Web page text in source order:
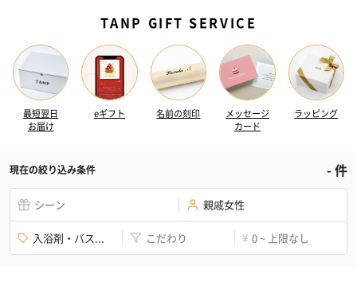
TANP GIFT SERVICE
最短翌日
お届け
eギフト 名前の刻印
メッセージ
カード
ラッピング
現在の絞り込み条件 -件
シーン 親戚女性
入浴剤・バス... こだわり ¥ 0 ~ 上限なし